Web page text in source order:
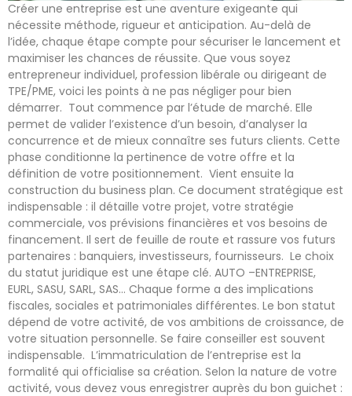
Créer une entreprise est une aventure exigeante qui
nécessite méthode, rigueur et anticipation. Au-delà de
l’idée, chaque étape compte pour sécuriser le lancement et
maximiser les chances de réussite. Que vous soyez
entrepreneur individuel, profession libérale ou dirigeant de
TPE/PME, voici les points à ne pas négliger pour bien
démarrer. Tout commence par l’étude de marché. Elle
permet de valider l’existence d’un besoin, d’analyser la
concurrence et de mieux connaître ses futurs clients. Cette
phase conditionne la pertinence de votre offre et la
définition de votre positionnement. Vient ensuite la
construction du business plan. Ce document stratégique est
indispensable : il détaille votre projet, votre stratégie
commerciale, vos prévisions financières et vos besoins de
financement. Il sert de feuille de route et rassure vos futurs
partenaires : banquiers, investisseurs, fournisseurs. Le choix
du statut juridique est une étape clé. AUTO –ENTREPRISE,
EURL, SASU, SARL, SAS… Chaque forme a des implications
fiscales, sociales et patrimoniales différentes. Le bon statut
dépend de votre activité, de vos ambitions de croissance, de
votre situation personnelle. Se faire conseiller est souvent
indispensable. L’immatriculation de l’entreprise est la
formalité qui officialise sa création. Selon la nature de votre
activité, vous devez vous enregistrer auprès du bon guichet :